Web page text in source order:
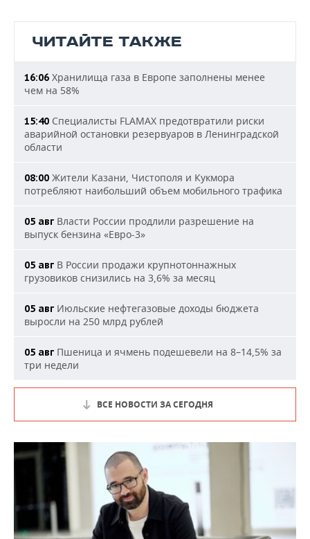
ЧИТАЙТЕ ТАКЖЕ
16:06 Хранилища газа в Европе заполнены менее
чем на 58%
15:40 Специалисты FLAMAX предотвратили риски
аварийной остановки резервуаров в Ленинградской
области
08:00 Жители Казани, Чистополя и Кукмора
потребляют наибольший объем мобильного трафика
05 авг Власти России продлили разрешение на
выпуск бензина «Евро-3»
05 авг В России продажи крупнотоннажных
грузовиков снизились на 3,6% за месяц
05 авг Июльские нефтегазовые доходы бюджета
выросли на 250 млрд рублей
05 авг Пшеница и ячмень подешевели на 8–14,5% за
три недели
ВСЕ НОВОСТИ ЗА СЕГОДНЯ